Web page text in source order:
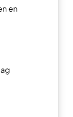
en